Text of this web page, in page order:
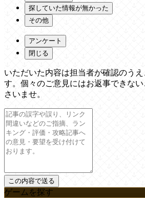
探していた情報が無かった
その他
アンケート
閉じる
いただいた内容は担当者が確認のう
す。個々のご意見にはお返事できな
さいませ。
ゲームを探す